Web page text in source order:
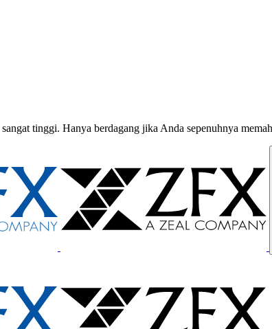
tinggi. Hanya berdagang jika Anda sepenuhnya